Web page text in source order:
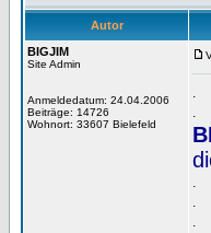
Autor
BIGJIM
Site Admin
Anmeldedatum: 24.04.2006
Beiträge: 14726
Wohnort: 33607 Bielefeld
.
.
.
.
.